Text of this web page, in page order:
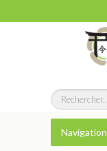
Navigation